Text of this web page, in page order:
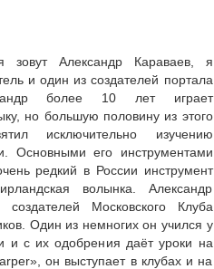
Александр Караваев, я
и один из создателей портала
более 10 лет играет
но большую половину из этого
исключительно изучению
Основными его инструментами
редкий в России инструмент
волынка. Александр
Московского Клуба
Один из немногих он учился у
и с их одобрения даёт уроки на
он выступает в клубах и на